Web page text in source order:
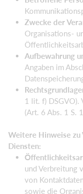
Zwecke der
Organisations-
Aufbewahrung
Angaben im
1 lit. f) DSGVO).
(Art. 6 Abs. 1 S.
Weitere Hinweise zu
Diensten:
und Verbreitung
von
sowie die